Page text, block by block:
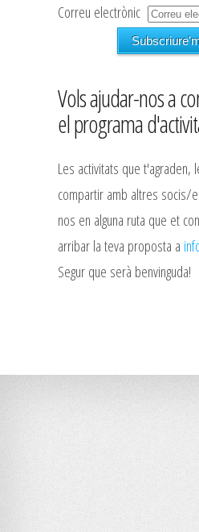
Correu electrònic
Vols ajudar-nos a
el programa
Les activitats que t'agraden,
compartir amb altres socis/
nos en alguna ruta que et
arribar la teva proposta a
Segur que serà benvinguda!